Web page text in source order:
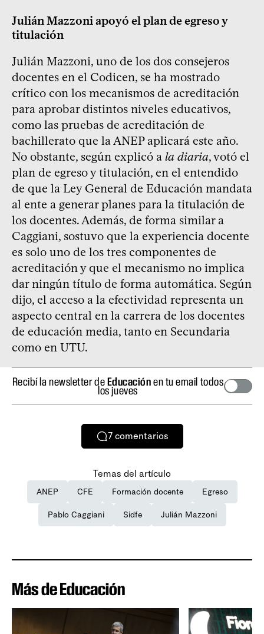
Julián Mazzoni apoyó el plan de egreso y
titulación
Julián Mazzoni, uno de los dos consejeros
docentes en el Codicen, se ha mostrado
crítico con los mecanismos de acreditación
para aprobar distintos niveles educativos,
como las pruebas de acreditación de
bachillerato que la ANEP aplicará este año.
No obstante, según explicó a la diaria, votó el
plan de egreso y titulación, en el entendido
de que la Ley General de Educación mandata
al ente a generar planes para la titulación de
los docentes. Además, de forma similar a
Caggiani, sostuvo que la experiencia docente
es solo uno de los tres componentes de
acreditación y que el mecanismo no implica
dar ningún título de forma automática. Según
dijo, el acceso a la efectividad representa un
aspecto central en la carrera de los docentes
de educación media, tanto en Secundaria
como en UTU.
Recibí la newsletter deEducaciónen tu email todos
los jueves
7 comentarios
Temas del artículo
ANEP CFE Formación docente Egreso
Pablo Caggiani Sidfe Julián Mazzoni
Más de Educación